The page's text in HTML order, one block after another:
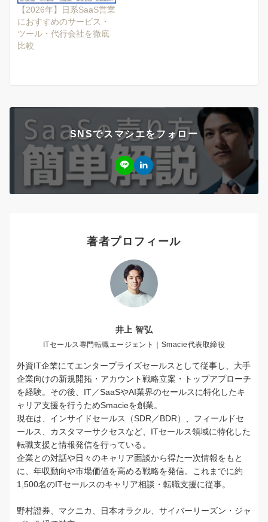
【2026年】日系SaaS営業
におすすめのサービス・
ツール・代行会社を徹底
比較
SNSでスマシエをフォロー
著者プロフィール
井上 智弘
ITセールス専門転職エージェント｜Smacie代表取締役
外資IT企業にてエンタープライズセールスとして従事し、大手
企業向けの新規開拓・アカウント戦略立案・トップアプローチ
を経験。その後、IT／SaaSやAI業界のセールスに特化したキ
ャリア支援を行うためSmacieを創業。
現在は、インサイドセールス（SDR／BDR）、フィールドセ
ールス、カスタマーサクセスなど、ITセールス領域に特化した
転職支援と情報発信を行っている。
企業との対話や日々のキャリア面談から得た一次情報をもと
に、年収動向や市場価値を高める戦略を発信。これまでに約
1,500名のITセールスのキャリア相談・転職支援に従事。
野村證券、マクニカ、日本オラクル、サイバーリーズン・ジャ